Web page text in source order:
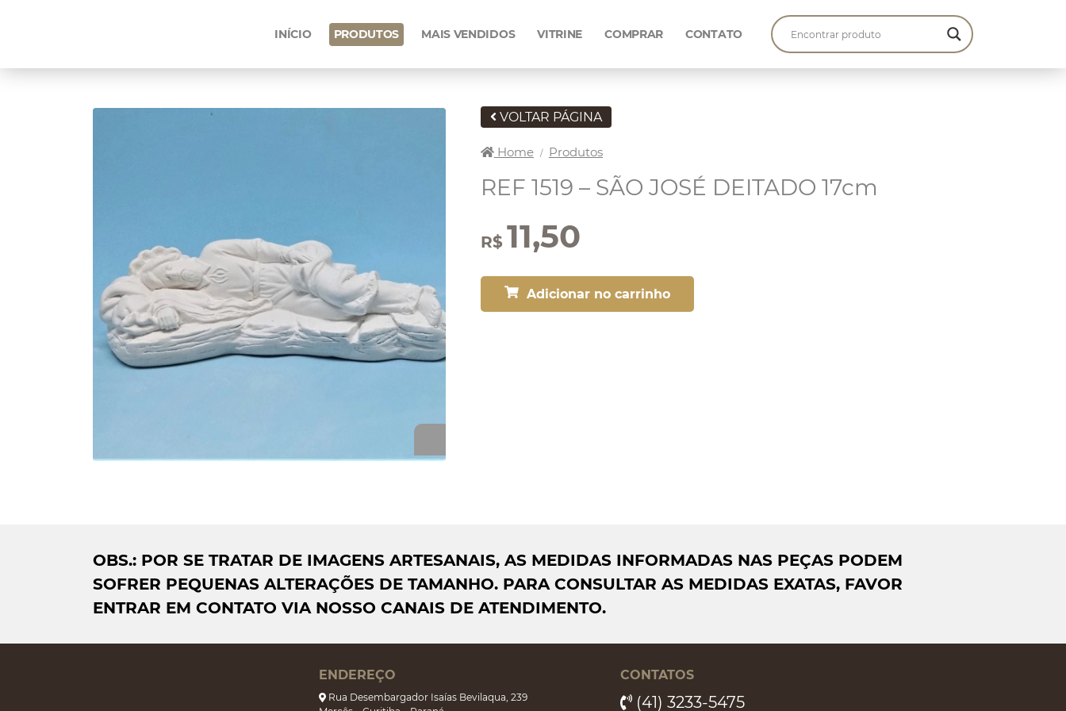
INÍCIO PRODUTOS MAIS VENDIDOS VITRINE COMPRAR CONTATO
VOLTAR PÁGINA
Home / Produtos
REF 1519 – SÃO JOSÉ DEITADO 17cm
R$ 11,50
Adicionar no carrinho
OBS.: POR SE TRATAR DE IMAGENS ARTESANAIS, AS MEDIDAS INFORMADAS NAS PEÇAS PODEM
SOFRER PEQUENAS ALTERAÇÕES DE TAMANHO. PARA CONSULTAR AS MEDIDAS EXATAS, FAVOR
ENTRAR EM CONTATO VIA NOSSO CANAIS DE ATENDIMENTO.
ENDEREÇO
Rua Desembargador Isaías Bevilaqua, 239
CONTATOS
(41) 3233-5475